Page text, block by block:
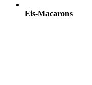
Eis-Macarons